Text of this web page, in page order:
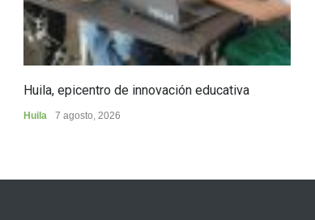
Huila, epicentro de innovación educativa
Huila 7 agosto, 2026